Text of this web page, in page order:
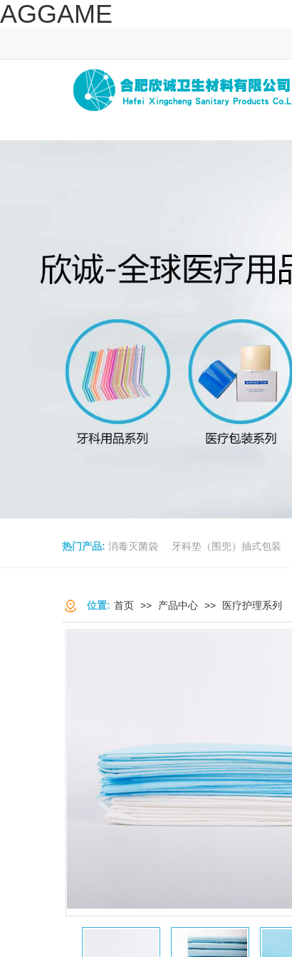
AGGAME
热门产品: 消毒灭菌袋 牙科垫（围兜）抽式包装
位置: 首页 >> 产品中心 >> 医疗护理系列